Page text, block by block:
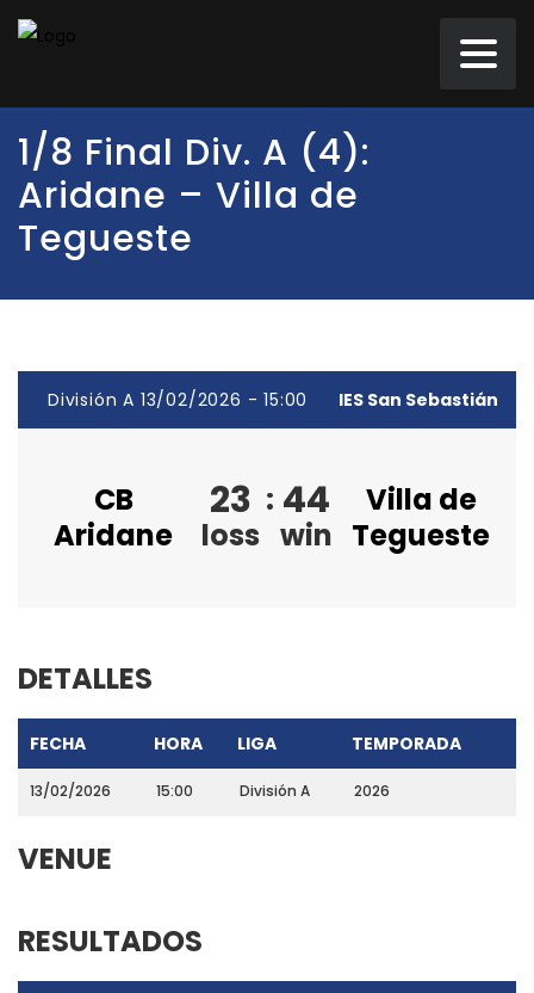
1/8 Final Div. A (4):
Aridane – Villa de
Tegueste
División A 13/02/2026 - 15:00 IES San Sebastián
CB
Aridane
23
loss
: 44
win
Villa de
Tegueste
DETALLES
FECHA HORA LIGA TEMPORADA
13/02/2026 15:00 División A 2026
VENUE
RESULTADOS